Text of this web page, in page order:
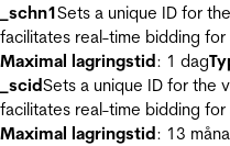
_schn1Sets a unique ID for
facilitates real-time bidding
Maximal lagringstid: 1 dag
_scidSets a unique ID for the
facilitates real-time bidding
Maximal lagringstid: 13